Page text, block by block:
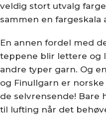
veldig stort utvalg
sammen en fargeskala
En annen fordel med
teppene blir lettere og
andre typer garn. Og
og Finullgarn er
de selvrensende!
til lufting når det